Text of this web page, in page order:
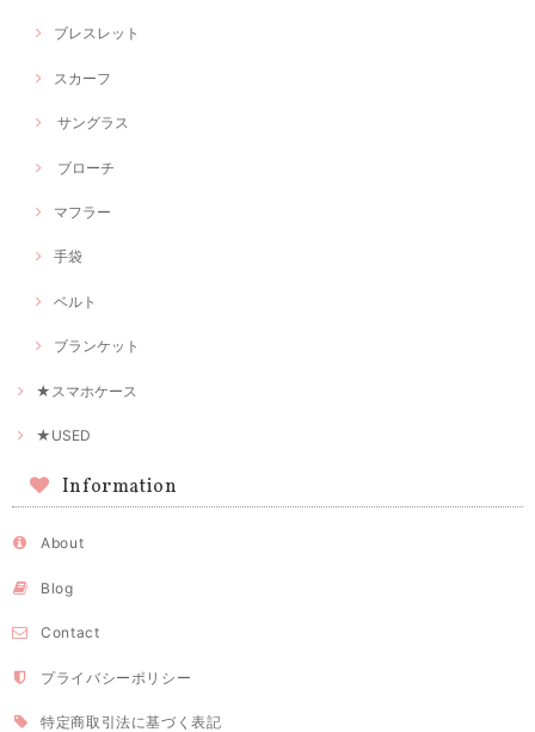
ブレスレット
スカーフ
サングラス
ブローチ
マフラー
手袋
ベルト
ブランケット
★スマホケース
★USED
Information
About
Blog
Contact
プライバシーポリシー
特定商取引法に基づく表記